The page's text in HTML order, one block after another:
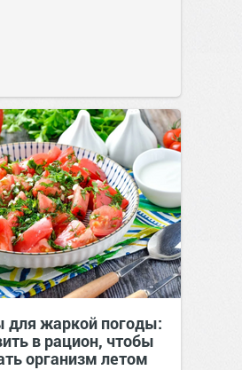
для жаркой погоды:
в рацион, чтобы
организм летом